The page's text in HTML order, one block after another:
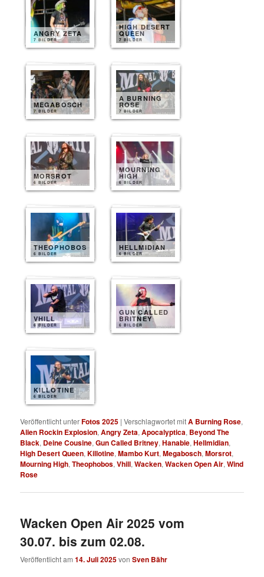
ANGRY ZETA
7 BILDER
HIGH DESERT
QUEEN
7 BILDER
MEGABOSCH
7 BILDER
A BURNING
ROSE
7 BILDER
MORSROT
6 BILDER
MOURNING
HIGH
6 BILDER
THEOPHOBOS
6 BILDER
HELLMIDIAN
6 BILDER
VHILL
6 BILDER
GUN CALLED
BRITNEY
6 BILDER
KILLOTINE
6 BILDER
Veröffentlicht unterFotos 2025 |Verschlagwortet mitA Burning Rose,
Alien Rockin Explosion,Angry Zeta,Apocalyptica, Beyond The
Black, Deine Cousine,Gun Called Britney,Hanabie,Hellmidian,
High Desert Queen,Killotine,Mambo Kurt,Megabosch,Morsrot,
Mourning High,Theophobos,Vhill,Wacken,Wacken Open Air,Wind
Rose
Wacken Open Air 2025 vom
30.07. bis zum 02.08.
Veröffentlicht am14. Juli 2025vonSven Bähr